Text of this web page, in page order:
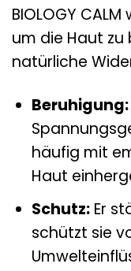
BIOLOGY
um die Haut zu
natürliche
Beruhigung:
häufig mit
Haut
Schutz:Er
schützt sie